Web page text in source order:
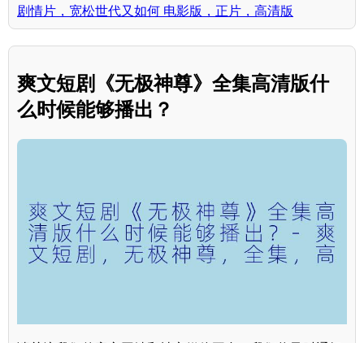
剧情片，宽松世代又如何 电影版，正片，高清版
爽文短剧《无极神尊》全集高清版什
么时候能够播出？